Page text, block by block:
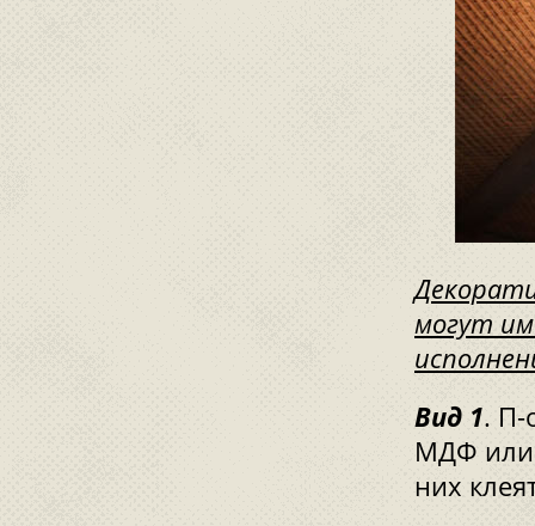
могут
Вид 1. П-
МДФ или
них